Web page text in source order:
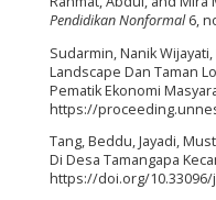
Pendidikan Nonformal6,
Sudarmin, Nanik
Landscape Dan Taman
Pematik Ekonomi
https://
Tang, Beddu, Jayadi,
Di Desa Tamangapa
https://doi.org/10.33096/